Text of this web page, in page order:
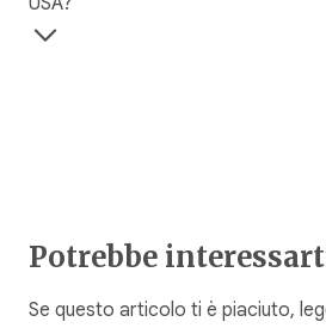
Potrebbe
Se questo articolo ti è piaciuto,